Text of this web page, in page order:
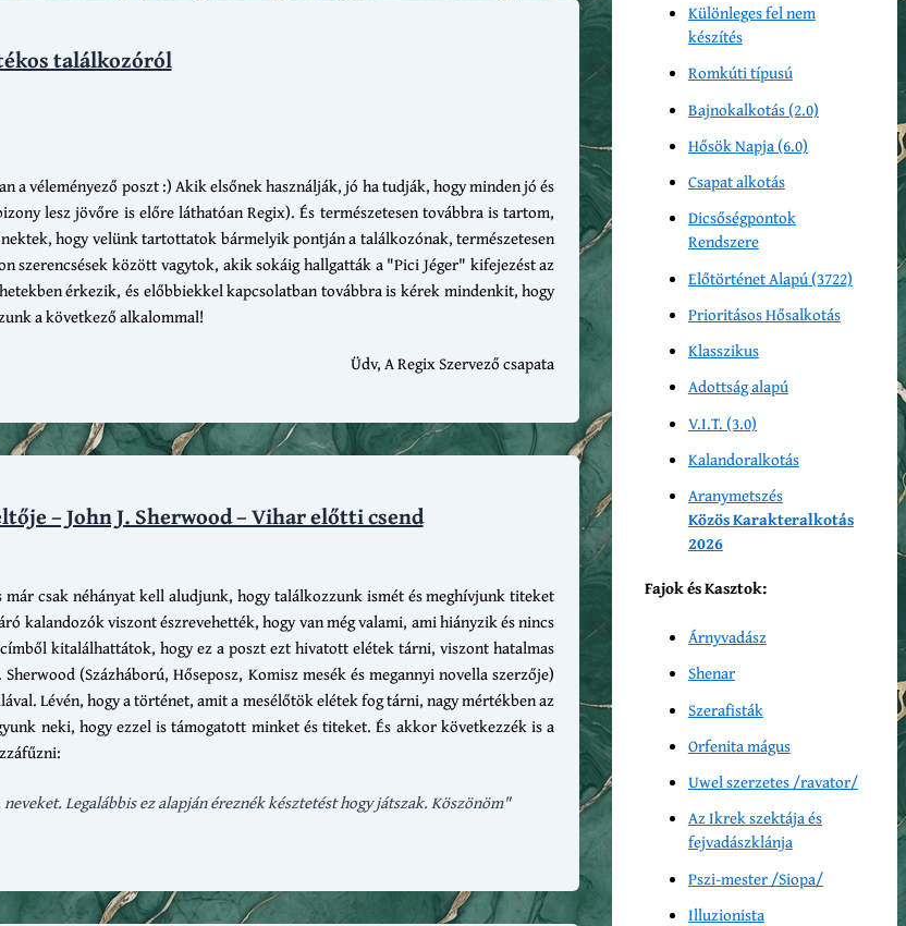
találkozóról
a véleményező poszt :) Akik elsőnek használják, jó ha tudják, hogy minden jó és
lesz jövőre is előre láthatóan Regix). És természetesen továbbra is tartom,
hogy velünk tartottatok bármelyik pontján a találkozónak, természetesen
szerencsések között vagytok, akik sokáig hallgatták a "Pici Jéger" kifejezést az
érkezik, és előbbiekkel kapcsolatban továbbra is kérek mindenkit, hogy
a következő alkalommal!
Üdv, A Regix Szervező csapata
– John J. Sherwood – Vihar előtti csend
csak néhányat kell aludjunk, hogy találkozzunk ismét és meghívjunk titeket
kalandozók viszont észrevehették, hogy van még valami, ami hiányzik és nincs
kitalálhattátok, hogy ez a poszt ezt hivatott elétek tárni, viszont hatalmas
(Százháború, Hőseposz, Komisz mesék és megannyi novella szerzője)
Lévén, hogy a történet, amit a mesélőtök elétek fog tárni, nagy mértékben az
neki, hogy ezzel is támogatott minket és titeket. És akkor következzék is a
Legalábbis ez alapján éreznék késztetést hogy játszak. Köszönöm"
Különleges fel nem
készítés
Romkúti típusú
Bajnokalkotás (2.0)
Hősök Napja (6.0)
Csapat alkotás
Dicsőségpontok
Rendszere
Előtörténet Alapú (3722)
Prioritásos Hősalkotás
Klasszikus
Adottság alapú
V.I.T. (3.0)
Kalandoralkotás
Aranymetszés
Közös Karakteralkotás
2026
Fajok és Kasztok:
Árnyvadász
Shenar
Szerafisták
Orfenita mágus
Uwel szerzetes /ravator/
Az Ikrek szektája és
fejvadászklánja
Pszi-mester /Siopa/
Illuzionista